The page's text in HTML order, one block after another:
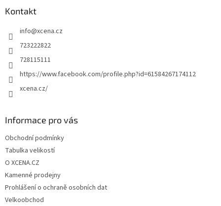
Kontakt
info@xcena.cz
723222822
728115111
https://www.facebook.com/profile.php?id=61584267174112
xcena.cz/
Informace pro vás
Obchodní podmínky
Tabulka velikostí
O XCENA.CZ
Kamenné prodejny
Prohlášení o ochraně osobních dat
Velkoobchod